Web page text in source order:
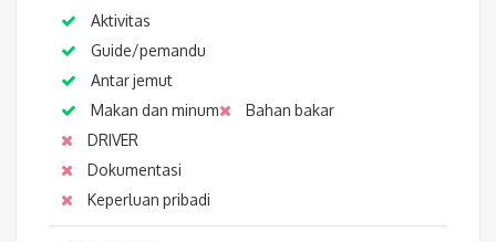
Aktivitas
Guide/pemandu
Antar jemut
Makan dan minum
Bahan bakar
DRIVER
Dokumentasi
Keperluan pribadi